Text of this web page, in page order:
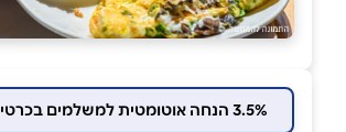
3.5% הנחה אוטומטית למשלמים בכרטיס המועדון